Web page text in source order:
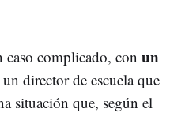
caso complicado, con un
director de escuela que
situación que, según el